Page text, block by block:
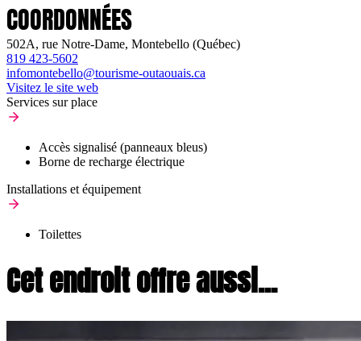
COORDONNÉES
502A, rue Notre-Dame, Montebello (Québec)
819 423-5602
infomontebello@tourisme-outaouais.ca
Visitez le site web
Services sur place
Accès signalisé (panneaux bleus)
Borne de recharge électrique
Installations et équipement
Toilettes
Cet endroit offre aussi...